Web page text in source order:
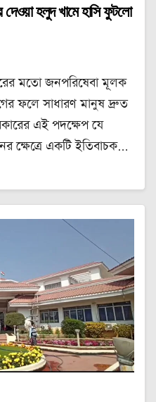
হলুদ খামে হাসি ফুটলো
মতো জনপরিষেবা মূলক
ফলে সাধারণ মানুষ দ্রুত
এই পদক্ষেপ যে
ক্ষেত্রে একটি ইতিবাচক…